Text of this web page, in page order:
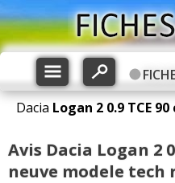
Dacia Logan 2 0.9 TCE 90
Avis Dacia Logan 2
neuve modele tech